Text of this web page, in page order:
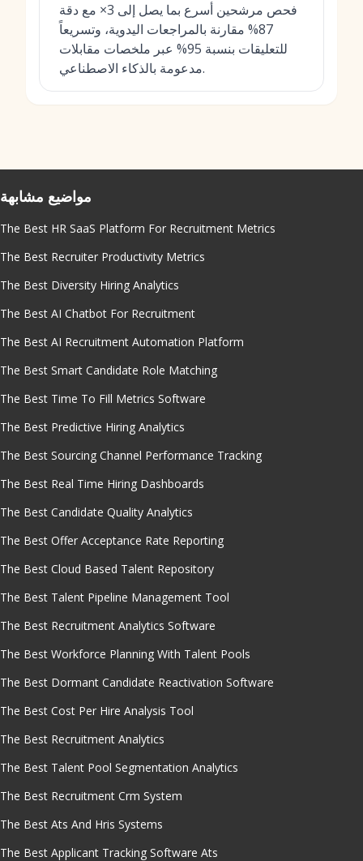
فحص مرشحين أسرع بما يصل إلى 3× مع دقة
87% مقارنة بالمراجعات اليدوية، وتسريعاً
للتعليقات بنسبة 95% عبر ملخصات مقابلات
مدعومة بالذكاء الاصطناعي.
مواضيع مشابهة
The Best HR SaaS Platform For Recruitment Metrics
The Best Recruiter Productivity Metrics
The Best Diversity Hiring Analytics
The Best AI Chatbot For Recruitment
The Best AI Recruitment Automation Platform
The Best Smart Candidate Role Matching
The Best Time To Fill Metrics Software
The Best Predictive Hiring Analytics
The Best Sourcing Channel Performance Tracking
The Best Real Time Hiring Dashboards
The Best Candidate Quality Analytics
The Best Offer Acceptance Rate Reporting
The Best Cloud Based Talent Repository
The Best Talent Pipeline Management Tool
The Best Recruitment Analytics Software
The Best Workforce Planning With Talent Pools
The Best Dormant Candidate Reactivation Software
The Best Cost Per Hire Analysis Tool
The Best Recruitment Analytics
The Best Talent Pool Segmentation Analytics
The Best Recruitment Crm System
The Best Ats And Hris Systems
The Best Applicant Tracking Software Ats